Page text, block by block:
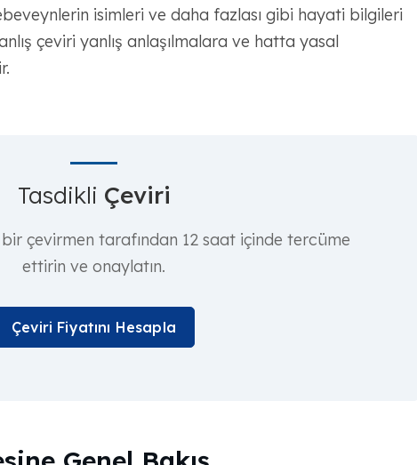
isimleri ve daha fazlası gibi hayati bilgileri
çeviri yanlış anlaşılmalara ve hatta yasal
Tasdikli Çeviri
çevirmen tarafından 12 saat içinde tercüme
ettirin ve onaylatın.
Çeviri Fiyatını Hesapla